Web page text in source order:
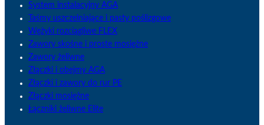
System instalacyjny AGA
Taśmy uszczelniające i pasty poślizgowe
Wężyki rozciągliwe FLEX
Zawory skośne i proste mosiężne
Zawory żeliwne
Złączki i obejmy AGA
Złączki i zawory do rur PE
Złączki mosiężne
Łączniki żeliwne Elite